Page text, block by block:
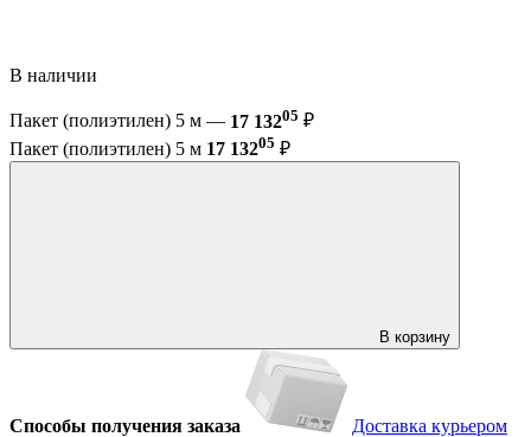
В наличии
Пакет (полиэтилен) 5 м — 17 13205 ₽
Пакет (полиэтилен) 5 м 17 13205 ₽
В корзину
Способы получения заказа Доставка курьером